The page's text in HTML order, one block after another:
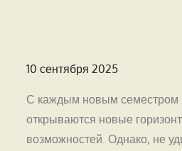
Опубликовано
10 сентября 2025
С каждым новым семестром
открываются новые
возможностей. Однако, не